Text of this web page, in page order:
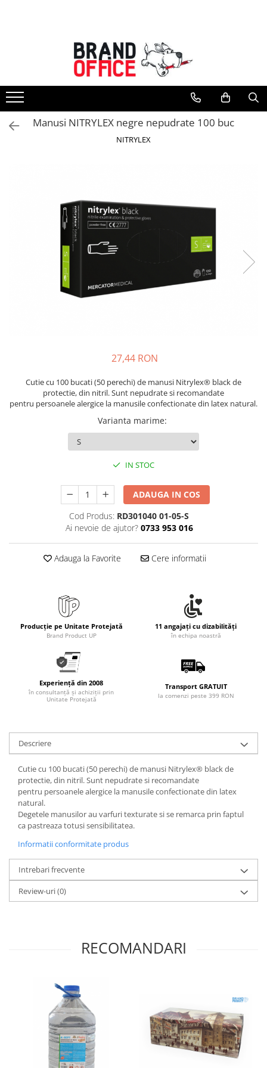
Unitate Protejata - PRODUCTIE
Hartie copiator si produse
tipografice
Produse consumabile din hartie
Detergenti si dezinfectanti
Agende personalizabile
Organizatoare business
Birotica si papetarie
Hartie si articole din hartie
Bibliorafturi, caiete mecanice,
Capsatoare, capse si perforatoare
Accesorii diverse pentru birou
Arhivare si depozitare
Instrumente de scris
Pixuri de plastic
Seturi de scris Premium
Instrumente de scris eco
Creioane mecanice si grafit
Finelinere
Carioci si creioane colorate
Rezerve instrumente scris
Tavite documente si suporturi
Ascutitori, radiere, agrafe
Foarfece pentru birou
Curatenie si igiena
Produse Antibacteriene
Articole pentru bucatarie
Maturi, mopuri si galeti
Hartie igienica, prosoape hartie si
dispensere
Articole pentru rufe, casa,
geamuri, mobila
pardoseli
Intretinere si odorizante masina
Saci de gunoi
Accesorii pentru curatenie
Caiete si blocnotesuri
Stampile, tusiere si tus
Protectia muncii si Imbracaminte
Imbracaminte
Bluze & Pulovere
Manusi NITRYLEX negre nepudrate 100 buc
NITRYLEX
27,44 RON
Cutie cu 100 bucati (50 perechi) de manusi Nitrylex® black de
protectie, din nitril. Sunt nepudrate si recomandate
pentru persoanele alergice la manusile confectionate din latex natural.
Varianta marime:
IN STOC
ADAUGA IN COS
Cod Produs: RD301040 01-05-S
Ai nevoie de ajutor? 0733 953 016
Adauga la Favorite Cere informatii
Producție pe Unitate Protejată
Brand Product UP
11 angajați cu dizabilități
în echipa noastră
Experiență din 2008
în consultanță și achiziții prin
Unitate Protejată
Transport GRATUIT
la comenzi peste 399 RON
Descriere
Cutie cu 100 bucati (50 perechi) de manusi Nitrylex® black de
protectie, din nitril. Sunt nepudrate si recomandate
pentru persoanele alergice la manusile confectionate din latex
natural.
Degetele manusilor au varfuri texturate si se remarca prin faptul
ca pastreaza totusi sensibilitatea.
Informatii conformitate produs
Intrebari frecvente
Review-uri(0)
RECOMANDARI